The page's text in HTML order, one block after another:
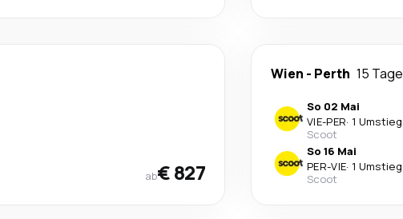
ab€ 827
Wien - Perth 15 Tage
So 02 Mai
VIE-PER· 1 Umstieg
Scoot
So 16 Mai
PER-VIE· 1 Umstieg
Scoot